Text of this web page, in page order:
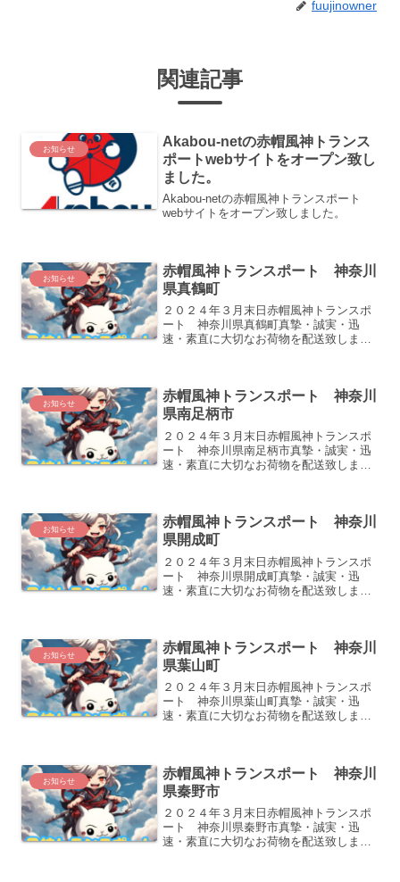
fuujinowner
関連記事
お知らせ
Akabou-netの赤帽風神トランス
ポートwebサイトをオープン致し
ました。
Akabou-netの赤帽風神トランスポート
webサイトをオープン致しました。
お知らせ
赤帽風神トランスポート 神奈川
県真鶴町
２０２４年３月末日赤帽風神トランスポ
ート 神奈川県真鶴町真摯・誠実・迅
速・素直に大切なお荷物を配送致しま
お知らせ
赤帽風神トランスポート 神奈川
県南足柄市
２０２４年３月末日赤帽風神トランスポ
ート 神奈川県南足柄市真摯・誠実・迅
速・素直に大切なお荷物を配送致しま
お知らせ
赤帽風神トランスポート 神奈川
県開成町
２０２４年３月末日赤帽風神トランスポ
ート 神奈川県開成町真摯・誠実・迅
速・素直に大切なお荷物を配送致しま
お知らせ
赤帽風神トランスポート 神奈川
県葉山町
２０２４年３月末日赤帽風神トランスポ
ート 神奈川県葉山町真摯・誠実・迅
速・素直に大切なお荷物を配送致しま
お知らせ
赤帽風神トランスポート 神奈川
県秦野市
２０２４年３月末日赤帽風神トランスポ
ート 神奈川県秦野市真摯・誠実・迅
速・素直に大切なお荷物を配送致しま